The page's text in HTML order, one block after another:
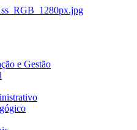
e Gestão